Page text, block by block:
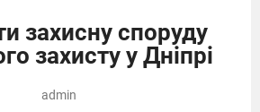
захисну споруду
захисту у Дніпрі
admin